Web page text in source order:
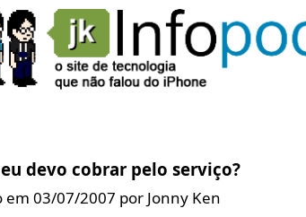
devo cobrar pelo serviço?
em 03/07/2007 por Jonny Ken